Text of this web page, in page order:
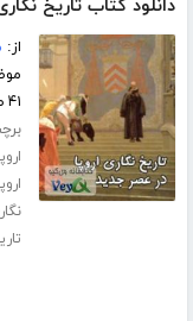
دانلود کتاب تاریخ
از:
۴۱ صفحه